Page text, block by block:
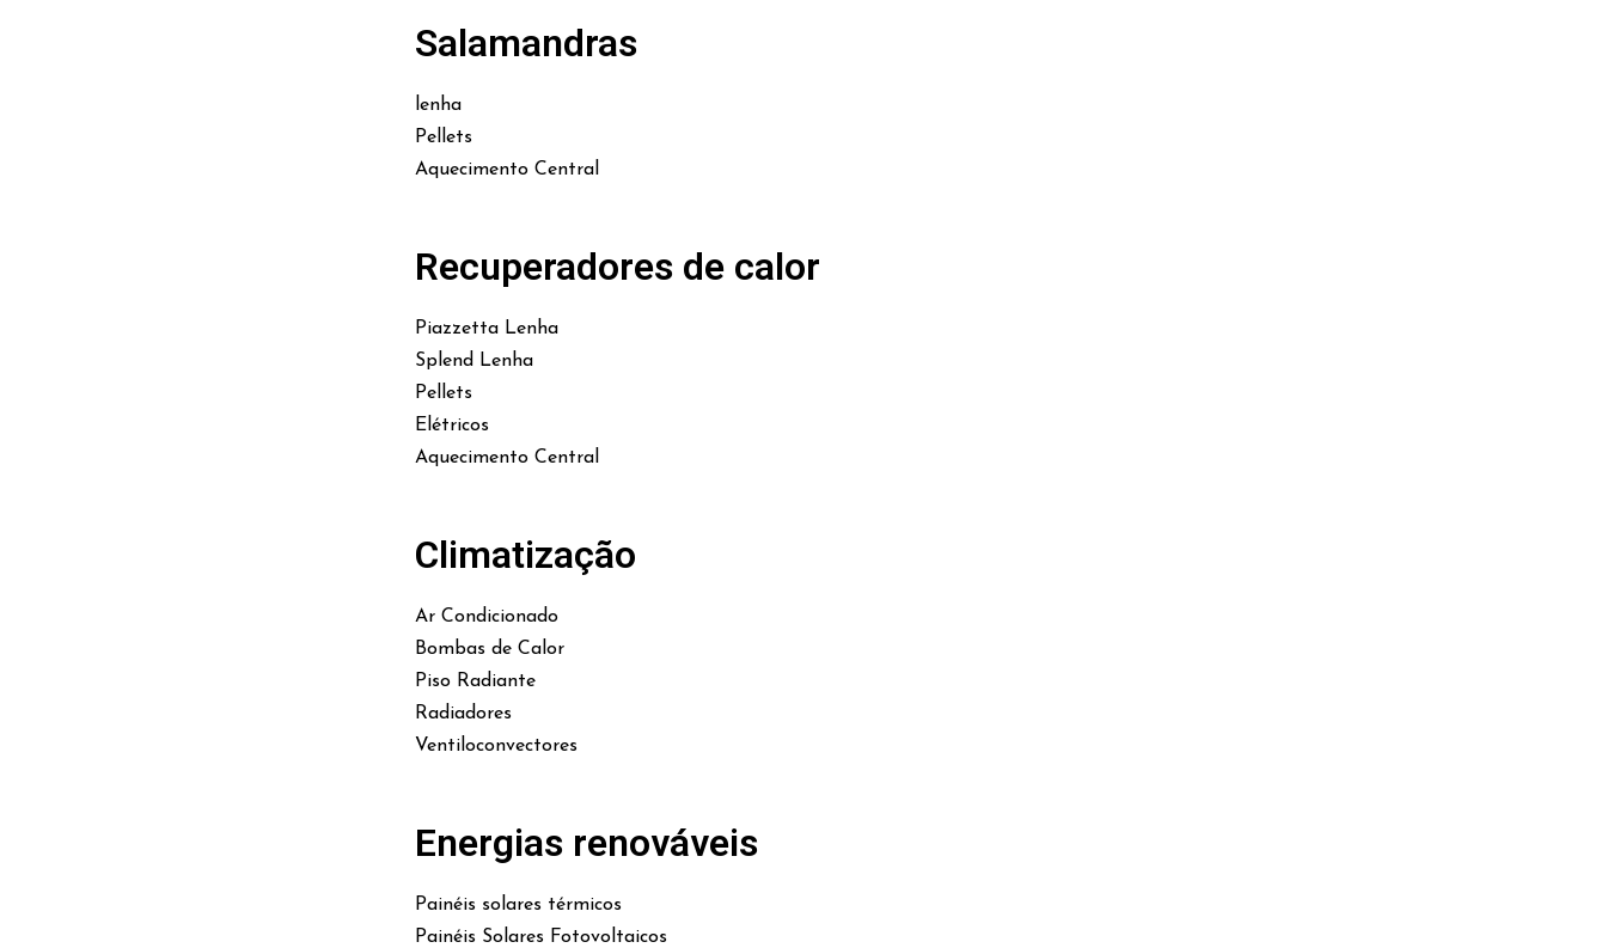
Salamandras
lenha
Pellets
Aquecimento Central
Recuperadores de calor
Piazzetta Lenha
Splend Lenha
Pellets
Elétricos
Aquecimento Central
Climatização
Ar Condicionado
Bombas de Calor
Piso Radiante
Radiadores
Ventiloconvectores
Energias renováveis
Painéis solares térmicos
Painéis Solares Fotovoltaicos